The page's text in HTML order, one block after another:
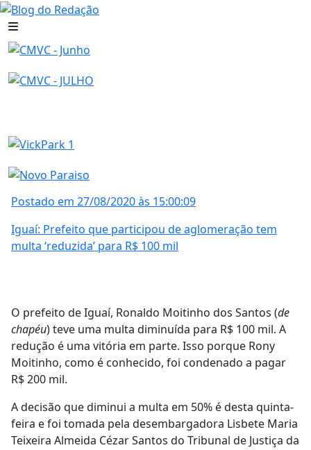
Postado em 27/08/2020 às 15:00:09
Iguaí: Prefeito que participou de aglomeração tem
multa ‘reduzida’ para R$ 100 mil
O prefeito de Iguaí, Ronaldo Moitinho dos Santos (de
chapéu) teve uma multa diminuída para R$ 100 mil. A
redução é uma vitória em parte. Isso porque Rony
Moitinho, como é conhecido, foi condenado a pagar
R$ 200 mil.
A decisão que diminui a multa em 50% é desta quinta-
feira e foi tomada pela desembargadora Lisbete Maria
Teixeira Almeida Cézar Santos do Tribunal de Justiça da